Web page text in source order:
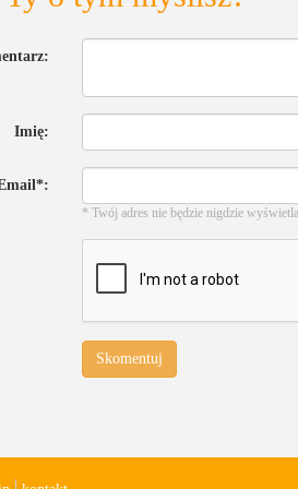
Imię:
* Twój adres nie będzie nigdzie
Skomentuj